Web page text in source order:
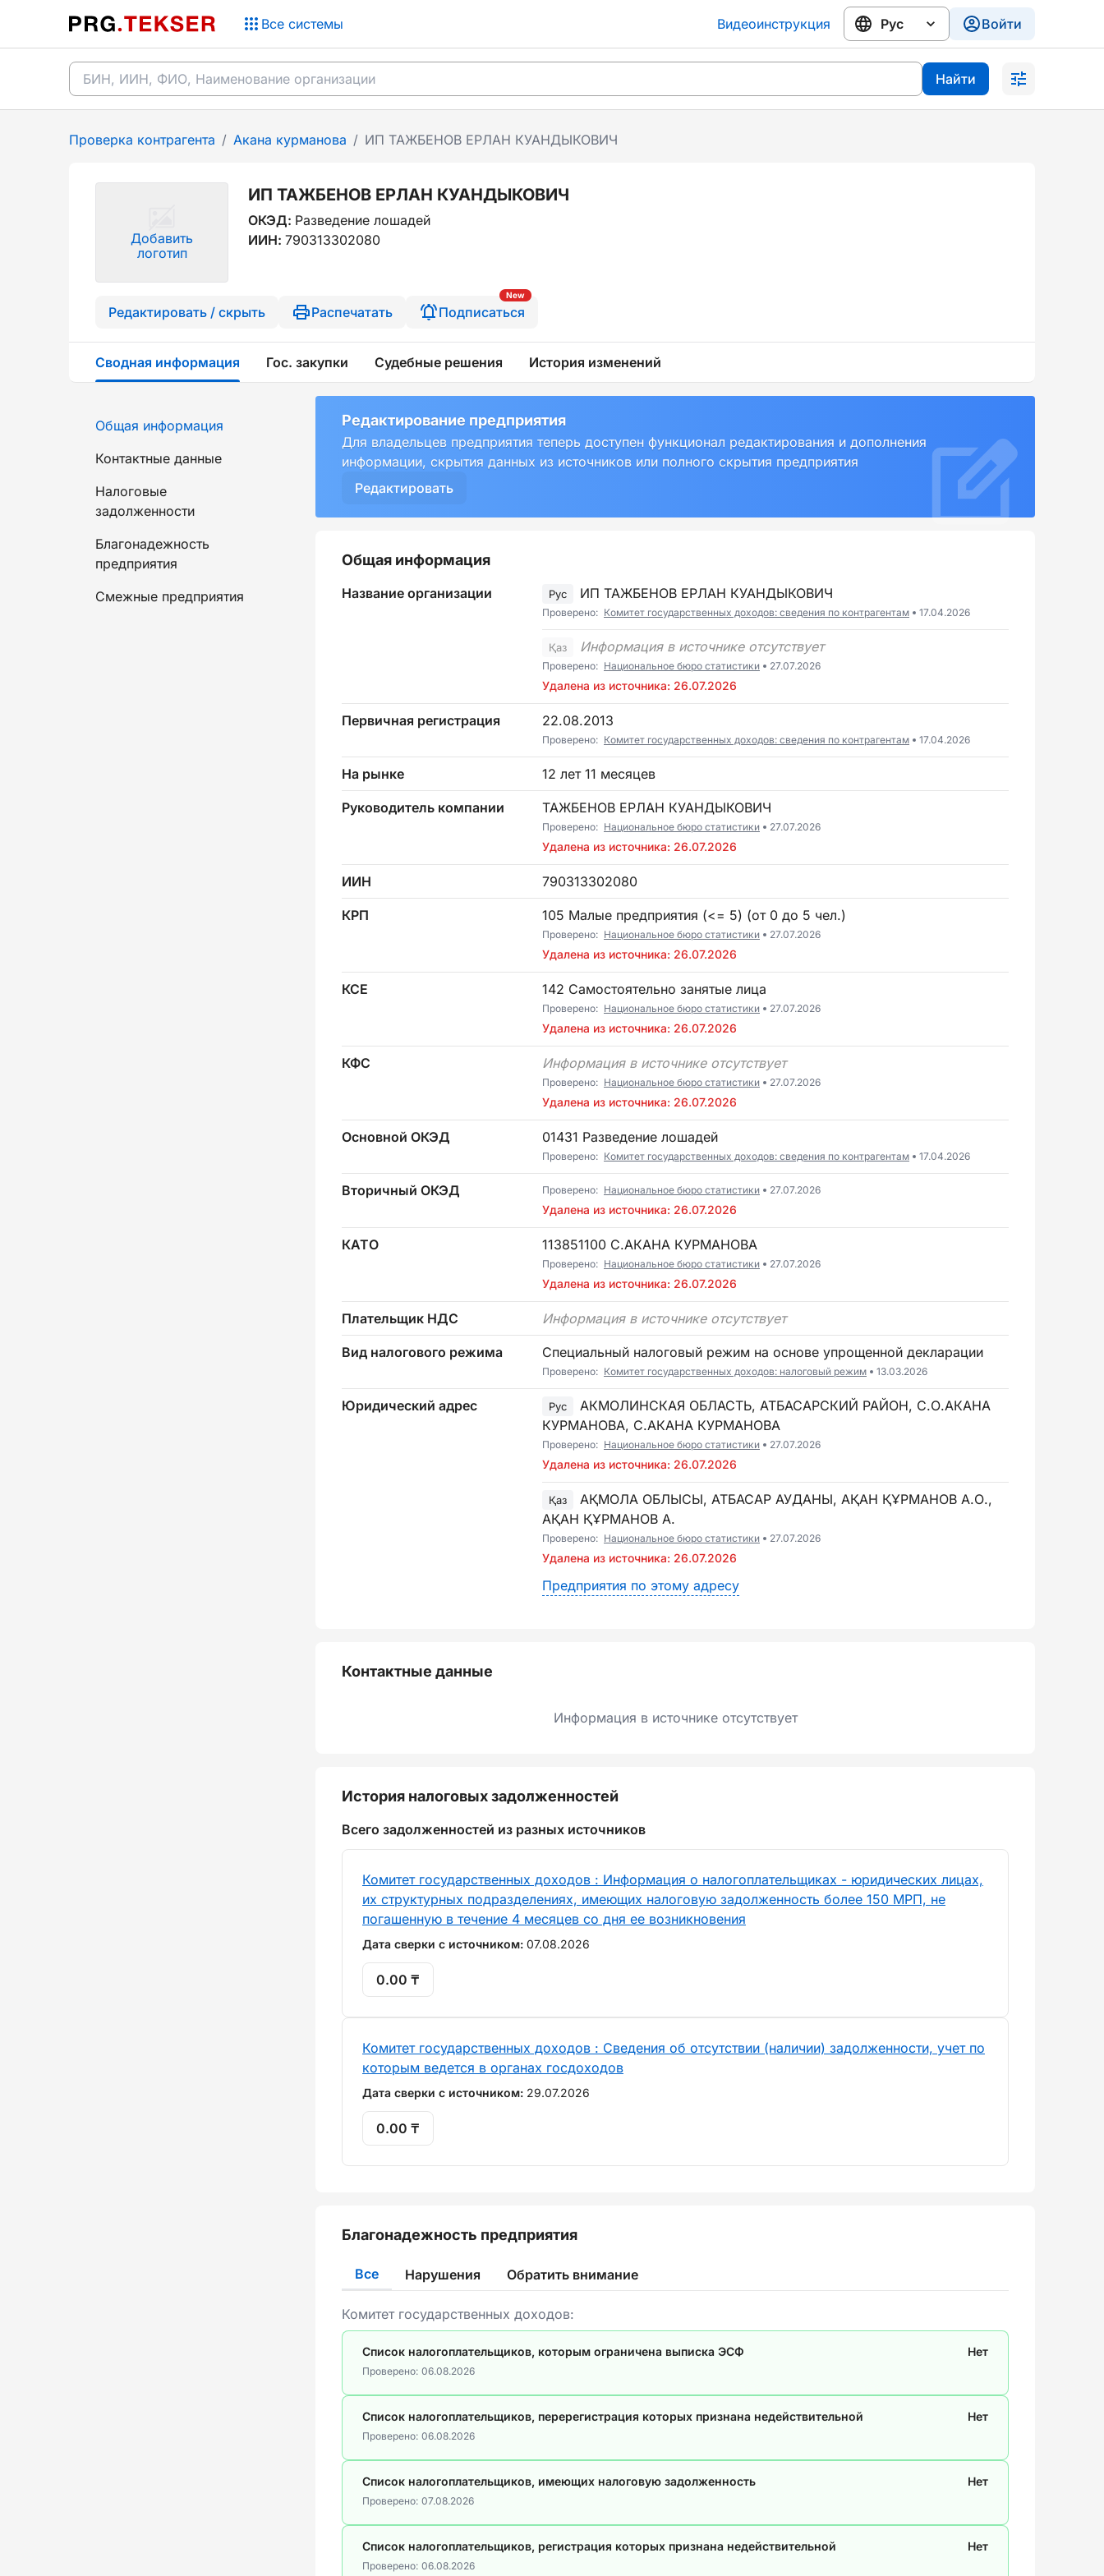
Все системы Видеоинструкция Войти
Найти
Проверка контрагента / Акана курманова / ИП ТАЖБЕНОВ ЕРЛАН КУАНДЫКОВИЧ
Добавить
логотип
ИП ТАЖБЕНОВ ЕРЛАН КУАНДЫКОВИЧ
ОКЭД: Разведение лошадей
ИИН: 790313302080
Редактировать / скрыть Распечатать
New
Подписаться
Сводная информация Гос. закупки Судебные решения История изменений
Общая информация
Контактные данные
Налоговые
задолженности
Благонадежность
предприятия
Смежные предприятия
Редактирование предприятия
Для владельцев предприятия теперь доступен функционал редактирования и дополнения
информации, скрытия данных из источников или полного скрытия предприятия
Редактировать
Общая информация
Название организации Рус ИП ТАЖБЕНОВ ЕРЛАН КУАНДЫКОВИЧ
Проверено: Комитет государственных доходов: сведения по контрагентам 17.04.2026
Қаз Информация в источнике отсутствует
Проверено: Национальное бюро статистики 27.07.2026
Удалена из источника: 26.07.2026
Первичная регистрация 22.08.2013
Проверено: Комитет государственных доходов: сведения по контрагентам 17.04.2026
На рынке 12 лет 11 месяцев
Руководитель компании ТАЖБЕНОВ ЕРЛАН КУАНДЫКОВИЧ
Проверено: Национальное бюро статистики 27.07.2026
Удалена из источника: 26.07.2026
ИИН 790313302080
КРП 105 Малые предприятия (<= 5) (от 0 до 5 чел.)
Проверено: Национальное бюро статистики 27.07.2026
Удалена из источника: 26.07.2026
КСЕ 142 Самостоятельно занятые лица
Проверено: Национальное бюро статистики 27.07.2026
Удалена из источника: 26.07.2026
КФС Информация в источнике отсутствует
Проверено: Национальное бюро статистики 27.07.2026
Удалена из источника: 26.07.2026
Основной ОКЭД 01431 Разведение лошадей
Проверено: Комитет государственных доходов: сведения по контрагентам 17.04.2026
Вторичный ОКЭД Проверено: Национальное бюро статистики 27.07.2026
Удалена из источника: 26.07.2026
КАТО 113851100 С.АКАНА КУРМАНОВА
Проверено: Национальное бюро статистики 27.07.2026
Удалена из источника: 26.07.2026
Плательщик НДС Информация в источнике отсутствует
Вид налогового режима Специальный налоговый режим на основе упрощенной декларации
Проверено: Комитет государственных доходов: налоговый режим 13.03.2026
Юридический адрес Рус
АКМОЛИНСКАЯ ОБЛАСТЬ, АТБАСАРСКИЙ РАЙОН, С.О.АКАНА
КУРМАНОВА, С.АКАНА КУРМАНОВА
Проверено: Национальное бюро статистики 27.07.2026
Удалена из источника: 26.07.2026
Қаз
АҚМОЛА ОБЛЫСЫ, АТБАСАР АУДАНЫ, АҚАН ҚҰРМАНОВ А.О.,
АҚАН ҚҰРМАНОВ А.
Проверено: Национальное бюро статистики 27.07.2026
Удалена из источника: 26.07.2026
Предприятия по этому адресу
Контактные данные
Информация в источнике отсутствует
История налоговых задолженностей
Всего задолженностей из разных источников
Комитет государственных доходов : Информация о налогоплательщиках - юридических лицах,
их структурных подразделениях, имеющих налоговую задолженность более 150 МРП, не
погашенную в течение 4 месяцев со дня ее возникновения
Дата сверки с источником: 07.08.2026
0.00 ₸
Комитет государственных доходов : Сведения об отсутствии (наличии) задолженности, учет по
которым ведется в органах госдоходов
Дата сверки с источником: 29.07.2026
0.00 ₸
Благонадежность предприятия
Все Нарушения Обратить внимание
Комитет государственных доходов:
Список налогоплательщиков, которым ограничена выписка ЭСФ Нет
Проверено: 06.08.2026
Список налогоплательщиков, перерегистрация которых признана недействительной Нет
Проверено: 06.08.2026
Список налогоплательщиков, имеющих налоговую задолженность Нет
Проверено: 07.08.2026
Список налогоплательщиков, регистрация которых признана недействительной Нет
Проверено: 06.08.2026